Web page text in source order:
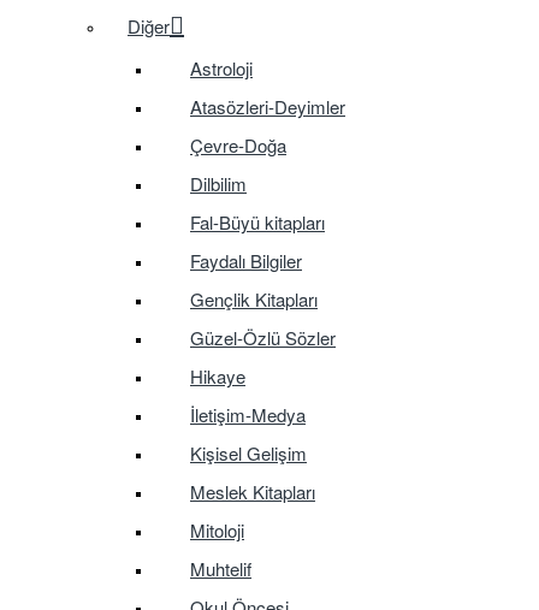
Diğer
Astroloji
Atasözleri-Deyimler
Çevre-Doğa
Dilbilim
Fal-Büyü kitapları
Faydalı Bilgiler
Gençlik Kitapları
Güzel-Özlü Sözler
Hikaye
İletişim-Medya
Kişisel Gelişim
Meslek Kitapları
Mitoloji
Muhtelif